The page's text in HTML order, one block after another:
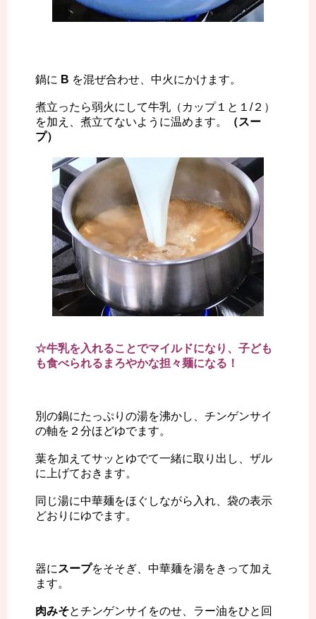
鍋に B を混ぜ合わせ、中火にかけます。
煮立ったら弱火にして牛乳（カップ１と１/２）
を加え、煮立てないように温めます。
（スー
プ）
☆牛乳を入れることでマイルドになり、子ども
も食べられるまろやかな担々麺になる！
別の鍋にたっぷりの湯を沸かし、チンゲンサイ
の軸を２分ほどゆでます。
葉を加えてサッとゆでて一緒に取り出し、ザル
に上げておきます。
同じ湯に中華麺をほぐしながら入れ、袋の表示
どおりにゆでます。
器に スープをそそぎ、中華麺を湯をきって加え
ます。
肉みそとチンゲンサイをのせ、ラー油をひと回